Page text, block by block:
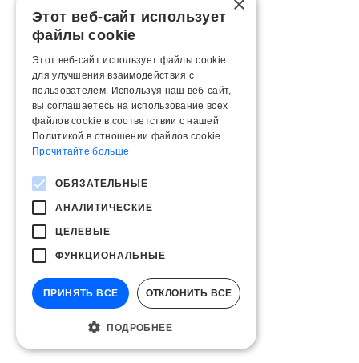
Этот веб-сайт использует
файлы cookie
Этот веб-сайт использует файлы cookie
для улучшения взаимодействия с
пользователем. Используя наш веб-сайт,
вы соглашаетесь на использование всех
файлов cookie в соответствии с нашей
Политикой в ​​отношении файлов cookie.
Прочитайте больше
ОБЯЗАТЕЛЬНЫЕ
АНАЛИТИЧЕСКИЕ
ЦЕЛЕВЫЕ
ФУНКЦИОНАЛЬНЫЕ
ПРИНЯТЬ ВСЕ ОТКЛОНИТЬ ВСЕ
ПОДРОБНЕЕ